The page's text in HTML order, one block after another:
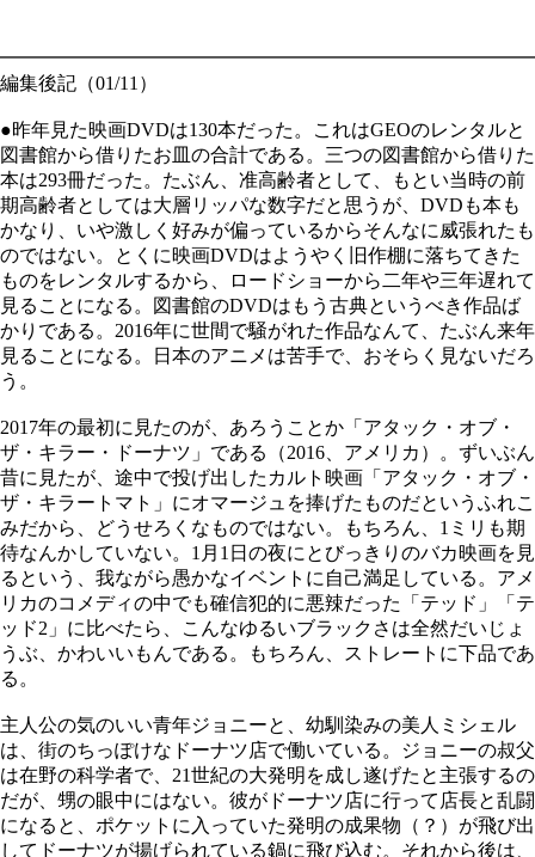
編集後記（01/11）
●昨年見た映画DVDは130本だった。これはGEOのレンタルと
図書館から借りたお皿の合計である。三つの図書館から借りた
本は293冊だった。たぶん、准高齢者として、もとい当時の前
期高齢者としては大層リッパな数字だと思うが、DVDも本も
かなり、いや激しく好みが偏っているからそんなに威張れたも
のではない。とくに映画DVDはようやく旧作棚に落ちてきた
ものをレンタルするから、ロードショーから二年や三年遅れて
見ることになる。図書館のDVDはもう古典というべき作品ば
かりである。2016年に世間で騒がれた作品なんて、たぶん来年
見ることになる。日本のアニメは苦手で、おそらく見ないだろ
う。
2017年の最初に見たのが、あろうことか「アタック・オブ・
ザ・キラー・ドーナツ」である（2016、アメリカ）。ずいぶん
昔に見たが、途中で投げ出したカルト映画「アタック・オブ・
ザ・キラートマト」にオマージュを捧げたものだというふれこ
みだから、どうせろくなものではない。もちろん、1ミリも期
待なんかしていない。1月1日の夜にとびっきりのバカ映画を見
るという、我ながら愚かなイベントに自己満足している。アメ
リカのコメディの中でも確信犯的に悪辣だった「テッド」「テ
ッド2」に比べたら、こんなゆるいブラックさは全然だいじょ
うぶ、かわいいもんである。もちろん、ストレートに下品であ
る。
主人公の気のいい青年ジョニーと、幼馴染みの美人ミシェル
は、街のちっぽけなドーナツ店で働いている。ジョニーの叔父
は在野の科学者で、21世紀の大発明を成し遂げたと主張するの
だが、甥の眼中にはない。彼がドーナツ店に行って店長と乱闘
になると、ポケットに入っていた発明の成果物（？）が飛び出
してドーナツが揚げられている鍋に飛び込む。それから後は、